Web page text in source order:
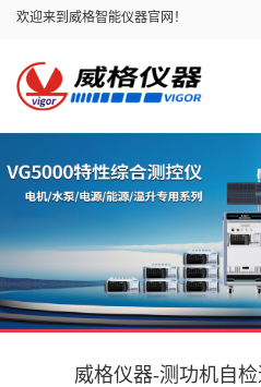
欢迎来到威格智能仪器官网！
威格仪器-测功机自